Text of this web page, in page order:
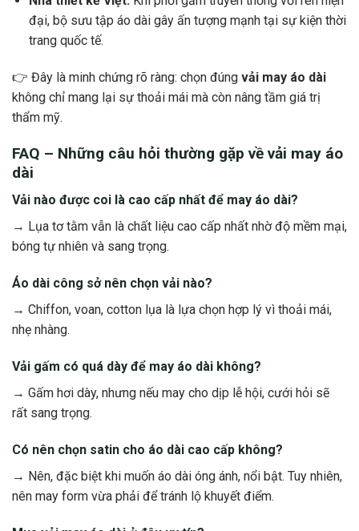
đại, bộ sưu tập áo dài gây ấn tượng mạnh tại sự kiện thời
trang quốc tế.
👉 Đây là minh chứng rõ ràng: chọn đúng vải may áo dài
không chỉ mang lại sự thoải mái mà còn nâng tầm giá trị
thẩm mỹ.
FAQ – Những câu hỏi thường gặp về vải may áo
dài
Vải nào được coi là cao cấp nhất để may áo dài?
→ Lụa tơ tằm vẫn là chất liệu cao cấp nhất nhờ độ mềm mại,
bóng tự nhiên và sang trọng.
Áo dài công sở nên chọn vải nào?
→ Chiffon, voan, cotton lụa là lựa chọn hợp lý vì thoải mái,
nhẹ nhàng.
Vải gấm có quá dày để may áo dài không?
→ Gấm hơi dày, nhưng nếu may cho dịp lễ hội, cưới hỏi sẽ
rất sang trọng.
Có nên chọn satin cho áo dài cao cấp không?
→ Nên, đặc biệt khi muốn áo dài óng ánh, nổi bật. Tuy nhiên,
nên may form vừa phải để tránh lộ khuyết điểm.